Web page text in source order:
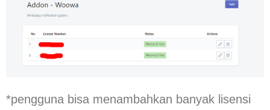
*pengguna bisa menambahkan banyak lisensi